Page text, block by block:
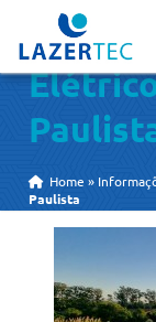
Home »
Paulista